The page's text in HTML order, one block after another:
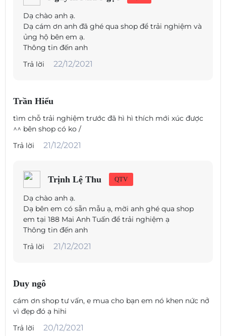
Dạ chào anh ạ.
Dạ cám ơn anh đã ghé qua shop để trải nghiệm và
ủng hộ bên em ạ.
Thông tin đến anh
Trả lời
22/12/2021
Trần Hiểu
tìm chỗ trải nghiệm trước đã hì hì thích mới xúc được
^^ bên shop có ko /
Trả lời
21/12/2021
Trịnh Lệ Thu QTV
Dạ chào anh ạ.
Dạ bên em có sẵn mẫu ạ, mời anh ghé qua shop
em tại 188 Mai Anh Tuấn để trải nghiệm ạ
Thông tin đến anh
Trả lời
21/12/2021
Duy ngô
cám ơn shop tư vấn, e mua cho bạn em nó khen nức nở
vì đẹp đó ạ hihi
Trả lời
20/12/2021